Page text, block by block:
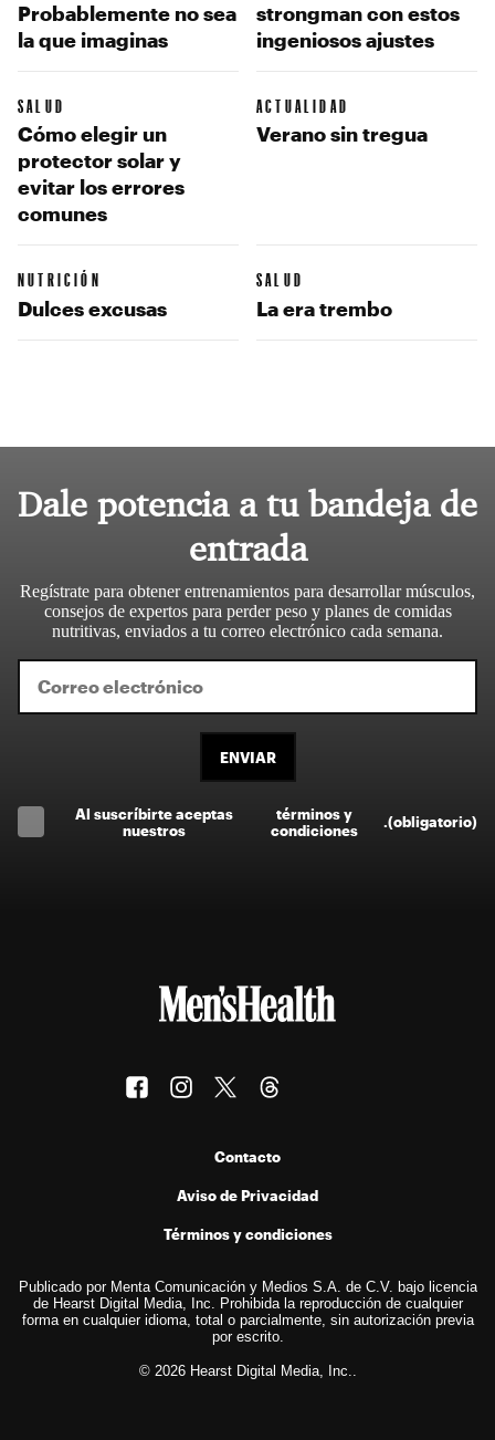
Probablemente no sea
la que imaginas
strongman con estos
ingeniosos ajustes
SALUD
Cómo elegir un
protector solar y
evitar los errores
comunes
ACTUALIDAD
Verano sin tregua
NUTRICIÓN
Dulces excusas
SALUD
La era trembo
Dale potencia a tu bandeja de
entrada
Regístrate para obtener entrenamientos para desarrollar músculos,
consejos de expertos para perder peso y planes de comidas
nutritivas, enviados a tu correo electrónico cada semana.
ENVIAR
Al suscríbirte aceptas
nuestros
términos y
condiciones
.(obligatorio)
Contacto
Aviso de Privacidad
Términos y condiciones
Publicado por Menta Comunicación y Medios S.A. de C.V. bajo licencia
de Hearst Digital Media, Inc. Prohibida la reproducción de cualquier
forma en cualquier idioma, total o parcialmente, sin autorización previa
por escrito.
© 2026 Hearst Digital Media, Inc..